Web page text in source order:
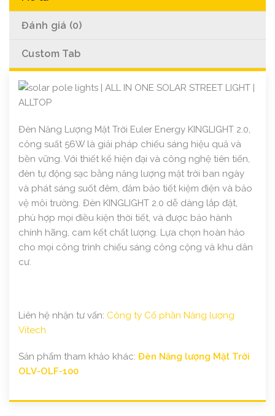
Đánh giá (0)
Custom Tab
Đèn Năng Lượng Mặt Trời Euler Energy KINGLIGHT 2.0,
công suất 56W là giải pháp chiếu sáng hiệu quả và
bền vững. Với thiết kế hiện đại và công nghệ tiên tiến,
đèn tự động sạc bằng năng lượng mặt trời ban ngày
và phát sáng suốt đêm, đảm bảo tiết kiệm điện và bảo
vệ môi trường. Đèn KINGLIGHT 2.0 dễ dàng lắp đặt,
phù hợp mọi điều kiện thời tiết, và được bảo hành
chính hãng, cam kết chất lượng. Lựa chọn hoàn hảo
cho mọi công trình chiếu sáng công cộng và khu dân
cư.
Liên hệ nhận tư vấn: Công ty Cổ phần Năng lượng
Vitech
Sản phẩm tham khảo khác: Đèn Năng lượng Mặt Trời
OLV-OLF-100